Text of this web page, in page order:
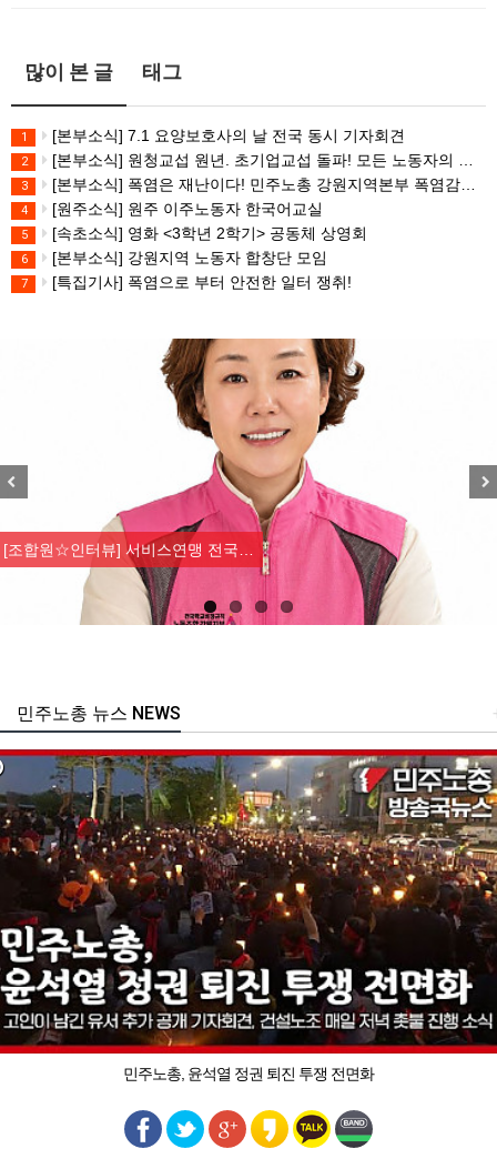
많이 본 글 태그
1 [본부소식] 7.1 요양보호사의 날 전국 동시 기자회견
2 [본부소식] 원청교섭 원년. 초기업교섭 돌파! 모든 노동자의 노동기본권 쟁취! 민주노총 7.15 총파업대회
3 [본부소식] 폭염은 재난이다! 민주노총 강원지역본부 폭염감시단 선포 기자회견
4 [원주소식] 원주 이주노동자 한국어교실
5 [속초소식] 영화 <3학년 2학기> 공동체 상영회
6 [본부소식] 강원지역 노동자 합창단 모임
7 [특집기사] 폭염으로 부터 안전한 일터 쟁취!
[조합원☆인터뷰] 서비스연맹 전국…
주노총 뉴스 NEWS
민주노총, 윤석열 정권 퇴진 투쟁 전면화